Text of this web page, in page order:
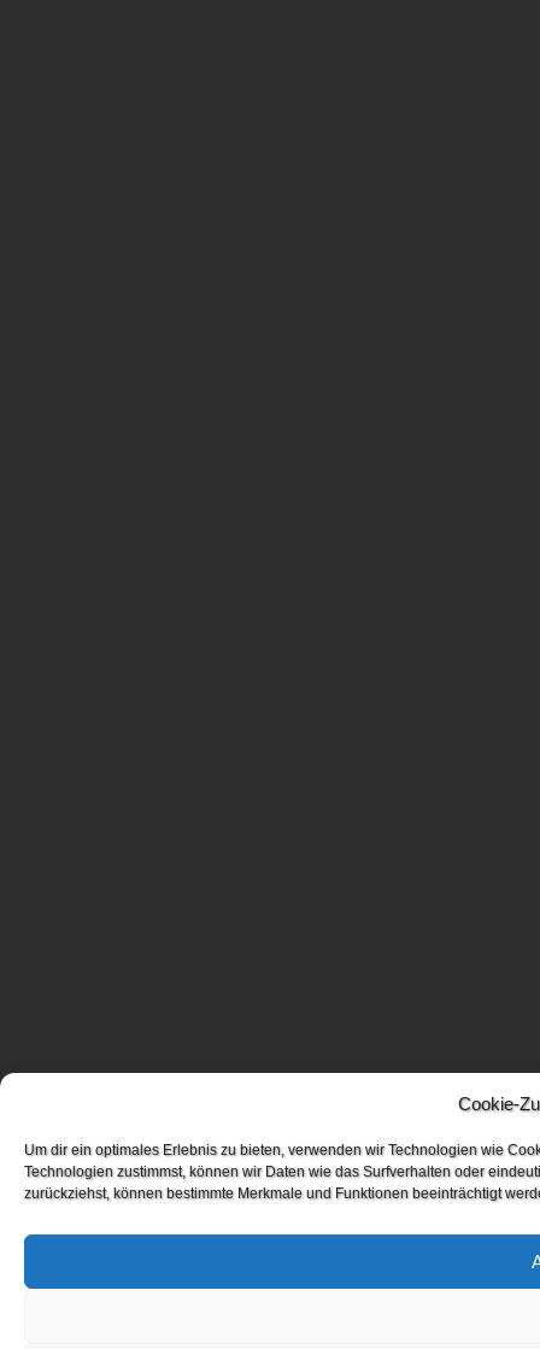
Cookie-
Um dir ein optimales Erlebnis zu bieten, verwenden wir Technologien wie
Technologien zustimmst, können wir Daten wie das Surfverhalten oder
zurückziehst, können bestimmte Merkmale und Funktionen beeinträchtigt